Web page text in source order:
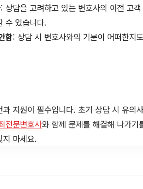
: 상담을 고려하고 있는 변호사의 이전 고
수 있습니다.
함: 상담 시 변호사와의 기분이 어떠한지
지원이 필수입니다. 초기 상담 시 유의
전문변호사와 함께 문제를 해결해 나가기
지 마세요.